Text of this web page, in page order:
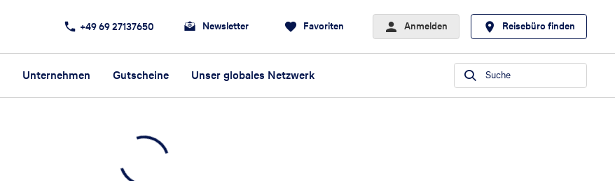
+49 69 27137650 Newsletter Favoriten Anmelden Reisebüro finden
Unternehmen Gutscheine Unser globales Netzwerk Suche